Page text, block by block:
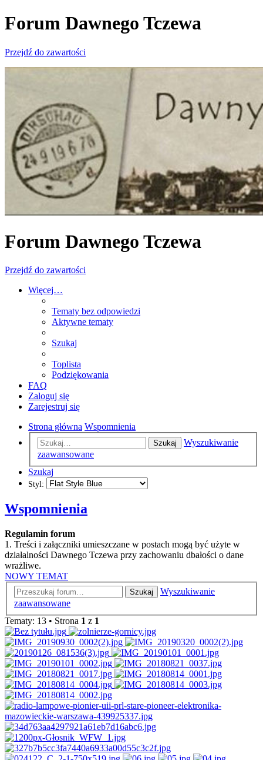
Forum Dawnego Tczewa
Przejdź do zawartości
Forum Dawnego Tczewa
Przejdź do zawartości
Więcej…
Tematy bez odpowiedzi
Aktywne tematy
Szukaj
Toplista
Podziękowania
FAQ
Zaloguj się
Zarejestruj się
Strona główna Wspomnienia
Szukaj
Wyszukiwanie
zaawansowane
Szukaj
Styl:
Wspomnienia
Regulamin forum
1. Treści i załączniki umieszczane w postach mogą być użyte w
działalności Dawnego Tczewa przy zachowaniu dbałości o dane
wrażliwe.
NOWY TEMAT
Szukaj
Wyszukiwanie
zaawansowane
Tematy: 13 • Strona 1 z 1